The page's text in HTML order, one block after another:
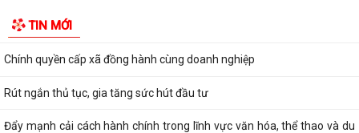
TIN MỚI
Giữ 'lửa' nhân lực cấp xã
Chính quyền cấp xã đồng hành cùng doanh nghiệp
Rút ngắn thủ tục, gia tăng sức hút đầu tư
Đẩy mạnh cải cách hành chính trong lĩnh vực văn hóa, thể thao và du